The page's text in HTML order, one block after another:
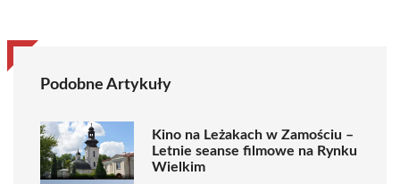
Podobne Artykuły
Kino na Leżakach w Zamościu –
Letnie seanse filmowe na Rynku
Wielkim